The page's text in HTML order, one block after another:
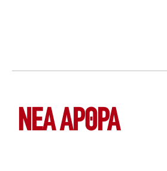
ΝΕΑ ΆΡΘΡΑ